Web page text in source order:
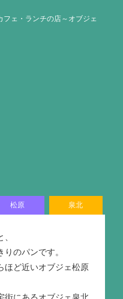
フェ・ランチの店～オブジェ
松原 泉北
のパンです。
ほど近いオブジェ松原